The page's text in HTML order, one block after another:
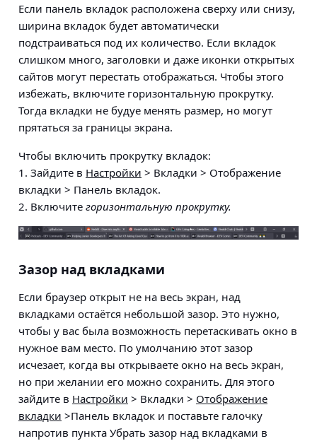
Если панель вкладок расположена сверху или снизу,
ширина вкладок будет автоматически
подстраиваться под их количество. Если вкладок
слишком много, заголовки и даже иконки открытых
сайтов могут перестать отображаться. Чтобы этого
избежать, включите горизонтальную прокрутку.
Тогда вкладки не будуе менять размер, но могут
прятаться за границы экрана.
Чтобы включить прокрутку вкладок:
1. Зайдите в Настройки > Вкладки > Отображение
вкладки > Панель вкладок.
2. Включите горизонтальную прокрутку.
Зазор над вкладками
Если браузер открыт не на весь экран, над
вкладками остаётся небольшой зазор. Это нужно,
чтобы у вас была возможность перетаскивать окно в
нужное вам место. По умолчанию этот зазор
исчезает, когда вы открываете окно на весь экран,
но при желании его можно сохранить. Для этого
зайдите в Настройки > Вкладки > Отображение
вкладки >Панель вкладок и поставьте галочку
напротив пункта Убрать зазор над вкладками в